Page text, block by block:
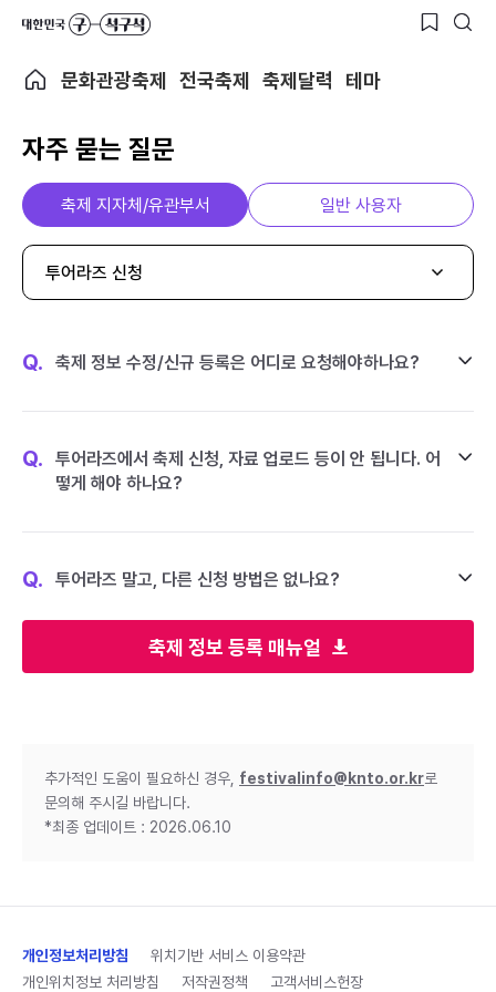
문화관광축제 전국축제 축제달력 테마
자주 묻는 질문
축제 정보 등록 매뉴얼
축제 지자체/유관부서 일반 사용자
투어라즈 신청
Q. 축제 정보 수정/신규 등록은 어디로 요청해야하나요?
Q.
투어라즈에서 축제 신청, 자료 업로드 등이 안 됩니다. 어
떻게 해야 하나요?
Q. 투어라즈 말고, 다른 신청 방법은 없나요?
추가적인 도움이 필요하신 경우, festivalinfo@knto.or.kr로
문의해 주시길 바랍니다.
*최종 업데이트 : 2026.06.10
개인정보처리방침
위치기반 서비스 이용약관
개인위치정보 처리방침
저작권정책 고객서비스헌장